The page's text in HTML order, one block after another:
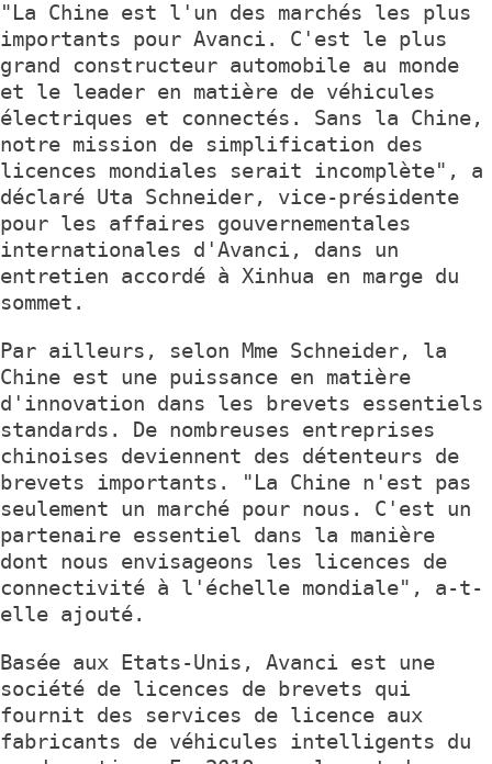
"La Chine est l'un des marchés les plus
importants pour Avanci. C'est le plus
grand constructeur automobile au monde
et le leader en matière de véhicules
électriques et connectés. Sans la Chine,
notre mission de simplification des
licences mondiales serait incomplète", a
déclaré Uta Schneider, vice-présidente
pour les affaires gouvernementales
internationales d'Avanci, dans un
entretien accordé à Xinhua en marge du
sommet.
Par ailleurs, selon Mme Schneider, la
Chine est une puissance en matière
d'innovation dans les brevets essentiels
standards. De nombreuses entreprises
chinoises deviennent des détenteurs de
brevets importants. "La Chine n'est pas
seulement un marché pour nous. C'est un
partenaire essentiel dans la manière
dont nous envisageons les licences de
connectivité à l'échelle mondiale", a-t-
elle ajouté.
Basée aux Etats-Unis, Avanci est une
société de licences de brevets qui
fournit des services de licence aux
fabricants de véhicules intelligents du